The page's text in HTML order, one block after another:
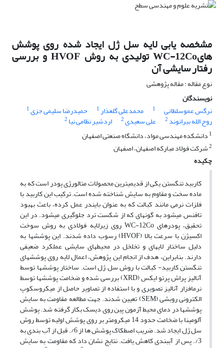
مشخصه یابی لایه سل ژل ایجاد شده روی پوشش
هایWC-12Co تولیدی به روش HVOF و بررسی
رفتار سایشی آن
نوع مقاله : مقاله پژوهشی
نویسندگان
نرگس عموسلطانی
1 محمدعلی گلعذار1 حمیدرضا سلیمی جزی1
روح الله بیرانوند 2 علی سعیدی2 اردشیر نظامی نیا 2
1 دانشکده مهندسی مواد، دانشگاه صنعتی اصفهان
2شرکت فولاد مبارکه اصفهان، اصفهان
چکیده
کاربید تنگستن یکی از قدیمی­ترین محصولات متالورژی پودر است که به
ماده سخت و مقاوم به سایش شناخته شده است. ترکیب این کاربید با
فلزات نرمی مانند کبالت که به عنوان بایندر عمل کرده، باعث بهبود
تافنس می­شود به گونه­ای که از شکست ترد جلوگیری می­شود. در این
تحقیق، پودر­های WC-12Co روی زیرلایه فولادی به روش سوخت
اکسیژن با سرعت بالا (HVOF) رسوب داده شدند. این پوشش­ها به
دلیل ساختار لایه­ای و تخلخل در محیط­های سایشی عملکرد ضعیفی
دارند. بنابراین، هدف از انجام این پژوهش، اعمال لایه روی پوشش­های
تنگستن کاربید- کبالت با روش سل ژل است. ساختار پوشش­ها توسط
آنالیز پراش پرتو ایکس (XRD) بررسی شده و ضخامت پوشش­ها توسط
نرم­افزار آنالیز تصویری و با استفاده از تصاویر حاصل از میکروسکوپ
الکترونی روبشی (SEM) تعیین شدند. جهت مطالعه مقاومت به سایش
پوشش­ها در دمای محیط آزمون پین روی دیسک بکار گرفته شد. پوشش
آلومینا با ضخامت حدود 14 میکرومتر بر روی پوشش اولیه توسط روش
سل ژل ایجاد شد. ضریب اصطکاک پوشش ها از 6/. قبل از آب بندی به
3/. پس از آ­ب­بندی کاهش یافت. نتایج نشان داد که مقاومت به سایش